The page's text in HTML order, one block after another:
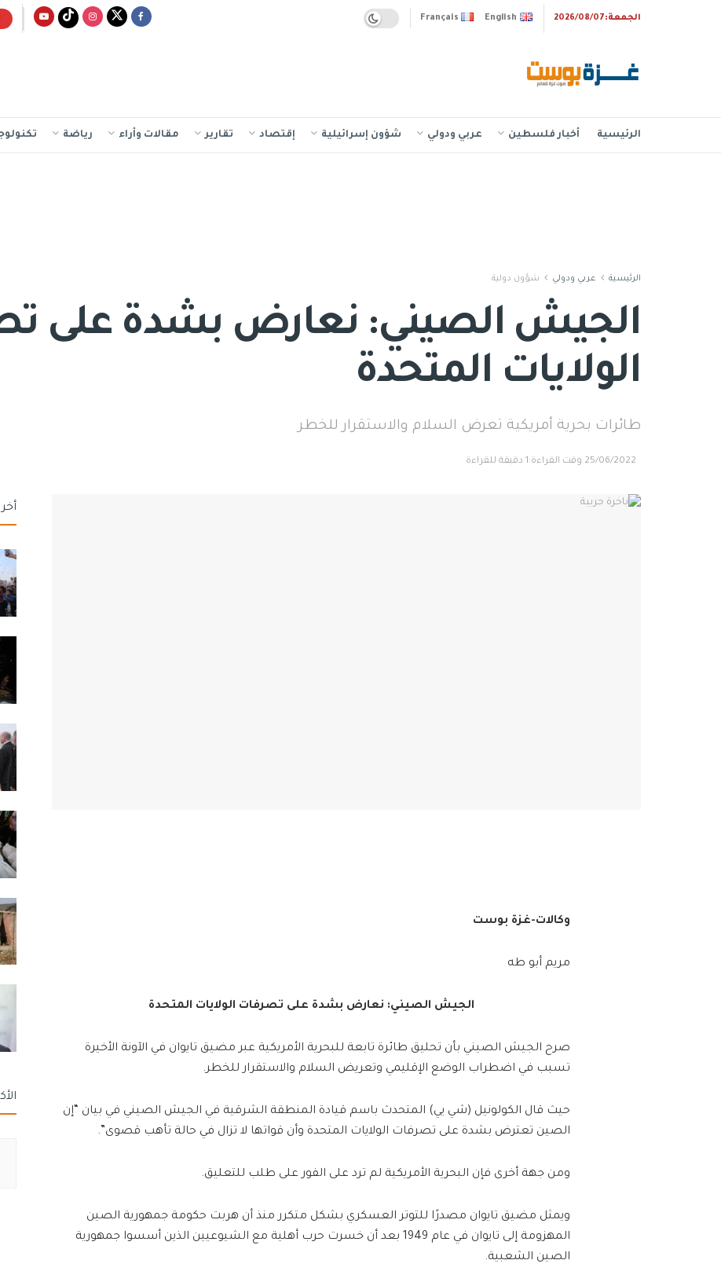
الجمعة:2026/08/07 Français English
الرئيسية أخبار فلسطين عربي ودولي شؤون إسرائيلية إقتصاد تقارير مقالات وأراء رياضة
الرئيسية عربي ودولي شؤون دولية
الجيش الصيني: نعارض بشدة على
الولايات المتحدة
طائرات بحرية أمريكية تعرض السلام والاستقرار للخطر
25/06/2022 وقت القراءة:1 دقيقة للقراءة
وكالات-غزة بوست
مريم أبو طه
الجيش الصيني: نعارض بشدة على تصرفات الولايات المتحدة
صرح الجيش الصيني بأن تحليق طائرة تابعة للبحرية الأمريكية عبر مضيق تايوان في الآونة الأخيرة
تسبب في اضطراب الوضع الإقليمي وتعريض السلام والاستقرار للخطر.
حيث قال الكولونيل (شي يي) المتحدث باسم قيادة المنطقة الشرقية في الجيش الصيني في بيان “إن
الصين تعترض بشدة على تصرفات الولايات المتحدة وأن قواتها لا تزال في حالة تأهب قصوى”.
ومن جهة أخرى فإن البحرية الأمريكية لم ترد على الفور على طلب للتعليق.
ويمثل مضيق تايوان مصدرًا للتوتر العسكري بشكل متكرر منذ أن هربت حكومة جمهورية الصين
المهزومة إلى تايوان في عام 1949 بعد أن خسرت حرب أهلية مع الشيوعيين الذين أسسوا جمهورية
الصين الشعبية.
أخر